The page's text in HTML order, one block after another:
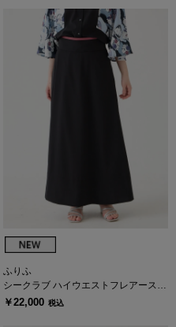
ふりふ
シークラブ ハイウエストフレアースカ
ート
￥22,000 税込